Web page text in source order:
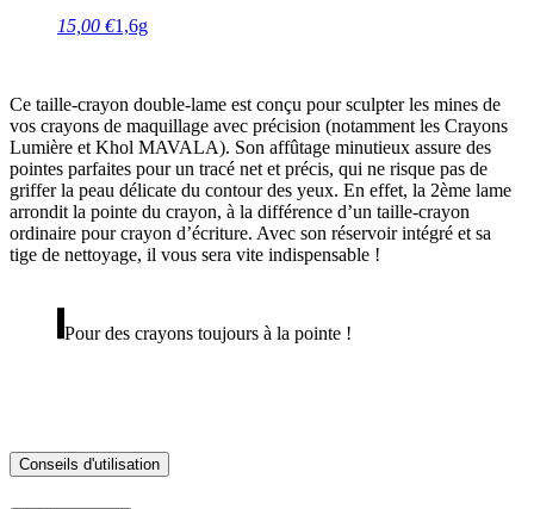
15,00 €1,6g
Ce taille-crayon double-lame est conçu pour sculpter les mines de
vos crayons de maquillage avec précision (notamment les Crayons
Lumière et Khol MAVALA). Son affûtage minutieux assure des
pointes parfaites pour un tracé net et précis, qui ne risque pas de
griffer la peau délicate du contour des yeux. En effet, la 2ème lame
arrondit la pointe du crayon, à la différence d’un taille-crayon
ordinaire pour crayon d’écriture. Avec son réservoir intégré et sa
tige de nettoyage, il vous sera vite indispensable !
Pour des crayons toujours à la pointe !
Conseils d'utilisation